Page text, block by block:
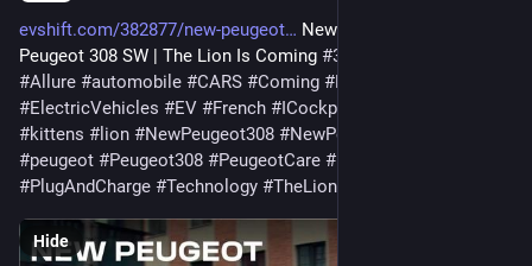
evshift.com/382877/new-peugeot
New Peugeot 308 And
Peugeot 308 SW | The Lion Is Coming #308SW
#Allure #automobile #CARS #Coming #Design
#ElectricVehicles #EV #French #ICockpit
#kittens # lion #NewPeugeot308 #NewPeugeot308Sw
#peugeot #Peugeot308 #PeugeotCare #
#PlugAndCharge #Technology #TheLionIsComing
Hide